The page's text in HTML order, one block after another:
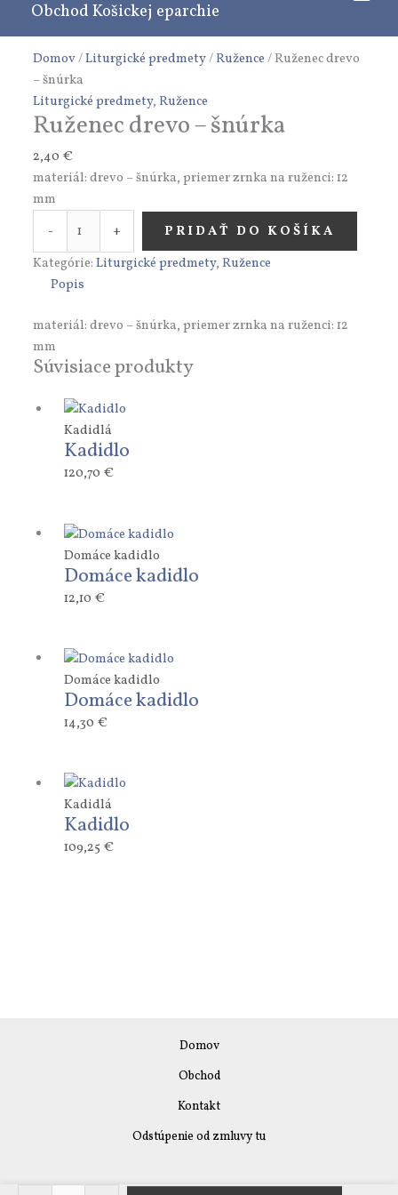
Preskočiť
obsah
Obchod Košickej eparchie
Domov/Liturgické predmety/ Ružence / Ruženec drevo
– šnúrka
Liturgické predmety, Ružence
Ruženec drevo – šnúrka
2,40 €
materiál: drevo – šnúrka, priemer zrnka na ruženci: 12
mm
-
množstvo
drevo
šnúrka
+
PRIDAŤ DO KOŠÍKA
Kategórie:Liturgické predmety, Ružence
Popis
materiál: drevo – šnúrka, priemer zrnka na ruženci: 12
mm
Súvisiace produkty
Kadidlá
Kadidlo
120,70 €
Domáce kadidlo
Domáce kadidlo
12,10 €
Domáce kadidlo
Domáce kadidlo
14,30 €
Kadidlá
Kadidlo
109,25 €
Domov
Obchod
Kontakt
Odstúpenie od zmluvy tu